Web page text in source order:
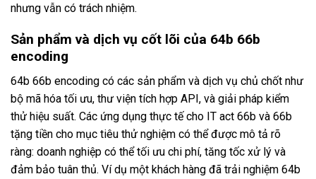
nhưng vẫn có trách nhiệm.
Sản phẩm và dịch vụ cốt lõi của 64b 66b
encoding
64b 66b encoding có các sản phẩm và dịch vụ chủ chốt như
bộ mã hóa tối ưu, thư viện tích hợp API, và giải pháp kiểm
thử hiệu suất. Các ứng dụng thực tế cho IT act 66b và 66b
tặng tiền cho mục tiêu thử nghiệm có thể được mô tả rõ
ràng: doanh nghiệp có thể tối ưu chi phí, tăng tốc xử lý và
đảm bảo tuân thủ. Ví dụ một khách hàng đã trải nghiệm 64b